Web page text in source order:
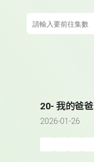
20- 我的爸爸
2026-01-26